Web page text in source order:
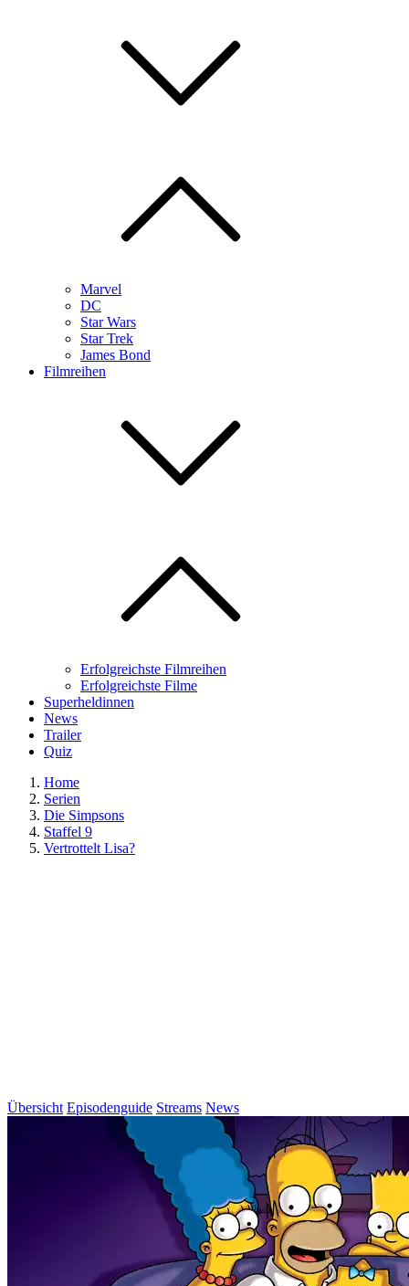
Marvel
DC
Star Wars
Star Trek
James Bond
Filmreihen
Erfolgreichste Filmreihen
Erfolgreichste Filme
Superheldinnen
News
Trailer
Quiz
Home
Serien
Die Simpsons
Staffel 9
Vertrottelt Lisa?
Übersicht Episodenguide Streams News